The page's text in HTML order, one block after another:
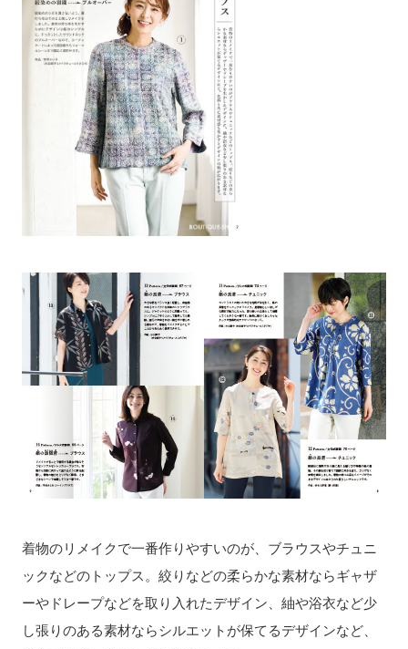
着物のリメイクで一番作りやすいのが、ブラウスやチュニ
ックなどのトップス。絞りなどの柔らかな素材ならギャザ
ーやドレープなどを取り入れたデザイン、紬や浴衣など少
し張りのある素材ならシルエットが保てるデザインなど、